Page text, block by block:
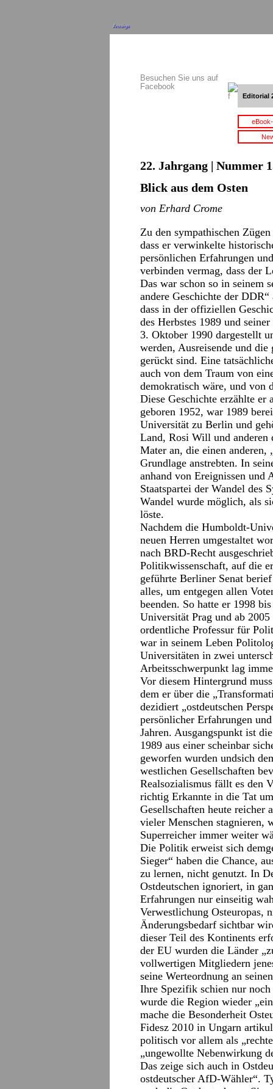
Anzeige
Besuchen Sie uns auf
Facebook
Editorial
22. Jahrgang | Nummer
Blick aus dem Osten
von Erhard Crome
Zu den sympathischen
dass er verwinkelte
persönlichen Erfahrungen
verbinden vermag, dass der
Das war schon so in seinem
andere Geschichte der
dass in der offiziellen
des Herbstes 1989 und
3. Oktober 1990 dargestellt
werden, Ausreisende und
gerückt sind. Eine
auch von dem Traum von
demokratisch wäre, und von
Diese Geschichte erzählte er
geboren 1952, war 1989
Universität zu Berlin und
Land, Rosi Will und anderen
Mater an, die einen anderen,
Grundlage anstrebten. In
anhand von Ereignissen und
Staatspartei der Wandel des
Wandel wurde möglich, als
löste.
Nachdem die Humboldt-
neuen Herren umgestaltet
nach BRD-Recht
Politikwissenschaft, auf die
geführte Berliner Senat
alles, um entgegen allen
beenden. So hatte er 1998
Universität Prag und ab
ordentliche Professur für
war in seinem Leben
Universitäten in zwei
Arbeitsschwerpunkt lag
Vor diesem Hintergrund
dem er über die
dezidiert „ostdeutschen
persönlicher Erfahrungen
Jahren. Ausgangspunkt ist
1989 aus einer scheinbar
geworfen wurden undsich
westlichen Gesellschaften
Realsozialismus fällt es den
richtig Erkannte in die Tat
Gesellschaften heute reicher
vieler Menschen stagnieren,
Superreicher immer weiter
Die Politik erweist sich
Sieger“ haben die Chance,
zu lernen, nicht genutzt. In
Ostdeutschen ignoriert, in
Erfahrungen nur einseitig
Verwestlichung Osteuropas,
Änderungsbedarf sichtbar
dieser Teil des Kontinents
der EU wurden die Länder
vollwertigen Mitgliedern
seine Werteordnung an
Ihre Spezifik schien nur noch
wurde die Region wieder
mache die Besonderheit
Fidesz 2010 in Ungarn
politisch vor allem als
„ungewollte Nebenwirkung
Das zeige sich auch in
ostdeutscher AfD-Wähler“.